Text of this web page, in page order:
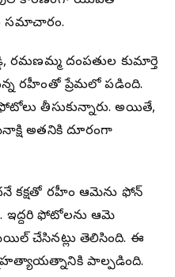
సమాచారం.
రమణమ్మ దంపతుల కుమార్తె
రహీంతో ప్రేమలో పడింది.
తీసుకున్నారు. అయితే,
అతనికి దూరంగా
కక్షతో రహీం ఆమెను ఫోన్
ఇద్దరి ఫోటోలను ఆమె
చేసినట్లు తెలిసింది. ఈ
పాల్పడింది.